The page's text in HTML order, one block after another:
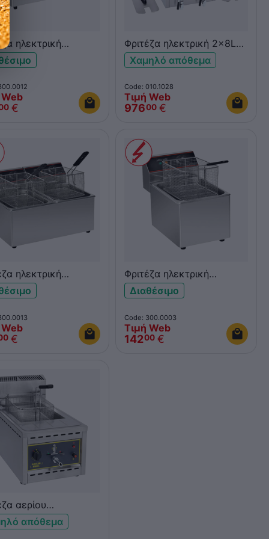
ηλεκτρική
2x6L KROBE
€
Φριτέζα ηλεκτρική 2x8L
ROLLER GRILL RFE8D με
βρύση αποστράγγισης
Χαμηλό απόθεμα
Code: 010.1028
Τιμή Web
97600 €
ηλεκτρική
2x8L KROBE
€
Φριτέζα ηλεκτρική
επιτραπέζια 8L KROBE
Διαθέσιμο
Code: 300.0003
Τιμή Web
14200 €
αερίου
12LT ROLLER
RFG12B 8KW
απόθεμα